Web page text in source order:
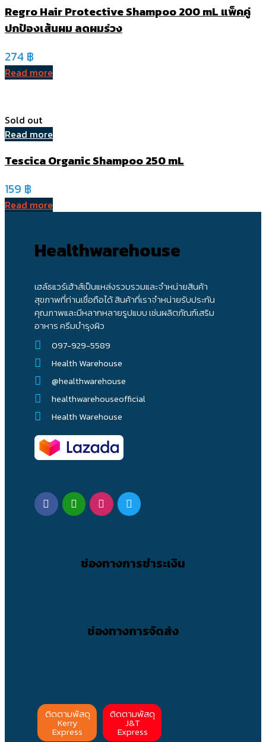
Regro Hair Protective Shampoo 200 mL แพ็คคู่
ปกป้องเส้นผม ลดผมร่วง
274 ฿
Read more
Sold out
Read more
Tescica Organic Shampoo 250 mL
159 ฿
Read more
Healthwarehouse
เฮล์ธแวร์เฮ้าส์เป็นแหล่งรวบรวมและจำหน่ายสินค้า
สุขภาพที่ท่านเชื่อถือได้ สินค้าที่เราจำหน่ายรับประกัน
คุณภาพและมีหลากหลายรูปแบบ เช่นผลิตภัณฑ์เสริม
อาหาร ครีมบำรุงผิว
097-929-5589
Health Warehouse
@healthwarehouse
healthwarehouseofficial
Health Warehouse
ช่องทางการชำระเงิน
ช่องทางการจัดส่ง
ติดตามพัสดุ
Kerry
Express
ติดตามพัสดุ
J&T
Express